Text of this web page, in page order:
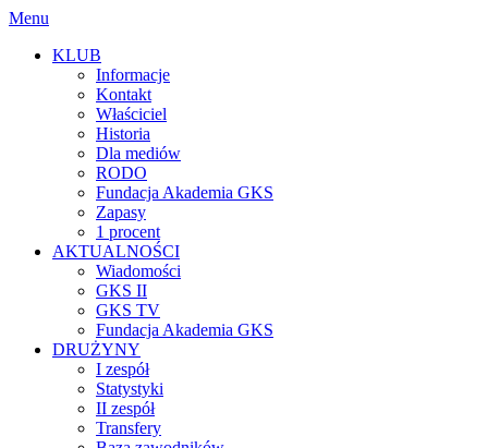
Menu
KLUB
Informacje
Kontakt
Właściciel
Historia
Dla mediów
RODO
Fundacja Akademia GKS
Zapasy
1 procent
AKTUALNOŚCI
Wiadomości
GKS II
GKS TV
Fundacja Akademia GKS
DRUŻYNY
I zespół
Statystyki
II zespół
Transfery